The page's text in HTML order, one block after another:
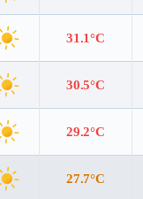
31.1°C
30.5°C
29.2°C
27.7°C